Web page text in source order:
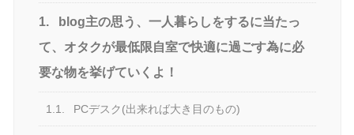
1.
blog主の思う、一人暮らしをするに当たっ
て、オタクが最低限自室で快適に過ごす為に必
要な物を挙げていくよ！
1.1. PCデスク(出来れば大き目のもの)